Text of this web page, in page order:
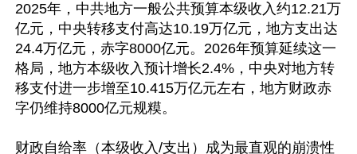
2025年，中共地方一般公共预算本级收入约12.21万
亿元，中央转移支付高达10.19万亿元，地方支出达
24.4万亿元，赤字8000亿元。2026年预算延续这一
格局，地方本级收入预计增长2.4%，中央对地方转
移支付进一步增至10.415万亿元左右，地方财政赤
字仍维持8000亿元规糢。
财政自给率（本级收入/支出）成为最直观的崩溃性